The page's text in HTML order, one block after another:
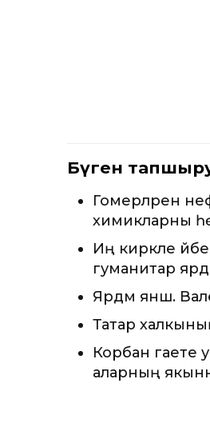
Бүген
Гомерләрен
химикларны
Иң кирәкле
гуманитар
Ярдәм янәшә.
Татар
Корбан гаете
аларның